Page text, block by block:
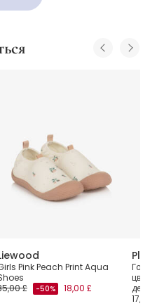
Pink Peach Print Aqua
£
-50% 18,00 £
17,00